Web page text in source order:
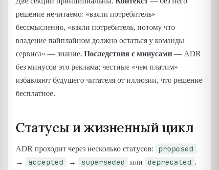
решение нечитаемо: «взяли потребитель»
бессмысленно, «взяли потребитель, потому что
владение пайплайном должно остаться у команды
сервиса» — знание. Последствия с минусами — ADR
без минусов это реклама; честные «чем платим»
избавляют будущего читателя от иллюзии, что решение
бесплатное.
Статусы и жизненный цикл
ADR проходит через несколько статусов: proposed
→ accepted → superseded или deprecated .